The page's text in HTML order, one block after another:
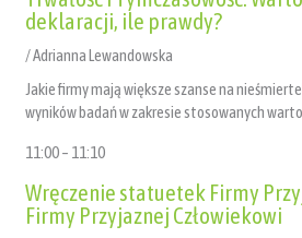
deklaracji, ile prawdy?
/ Adrianna Lewandowska
Jakie firmy mają większe szanse na
wyników badań w zakresie stosowanych
11:00 – 11:10
Wręczenie statuetek Firmy
Firmy Przyjaznej Człowiekowi